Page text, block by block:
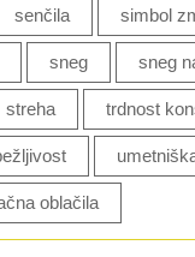
senčila simbol
sneg sneg
streha trdnost
oblačila